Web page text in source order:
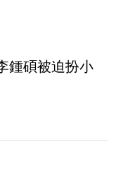
鍾碩被迫扮小